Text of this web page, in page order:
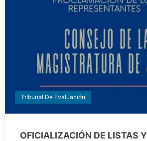
Tribunal De Evaluación
OFICIALIZACIÓN DE LISTAS Y